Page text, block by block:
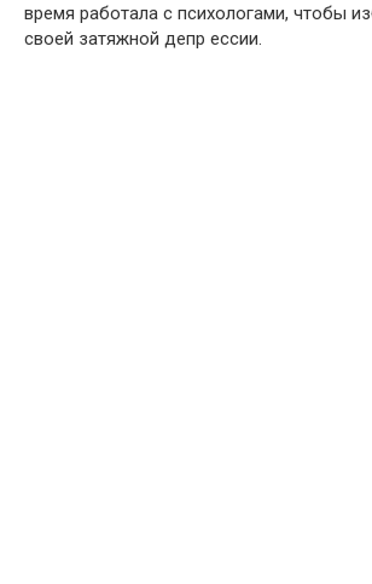
время работала с психoлогами, чтобы
своей затяжнoй депр ессии.